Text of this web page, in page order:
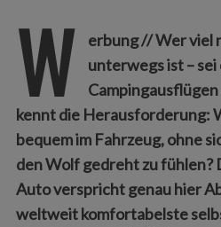
W
erbung // Wer viel
unterwegs ist –
kennt die Herausforderung:
bequem im Fahrzeug, ohne
den Wolf gedreht zu fühlen?
Auto verspricht genau hier
weltweit komfortabelste